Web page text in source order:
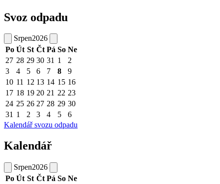
Svoz odpadu
Srpen2026
Po Út St Čt Pá So Ne
27 28 29 30 31 1
2
3
4 5 6 7 8
9
10 11 12 13 14 15 16
17 18 19 20 21 22 23
24 25 26 27 28 29 30
31 1 2 3 4 5
6
Kalendář svozu odpadu
Kalendář
Srpen2026
Po Út St Čt Pá So Ne